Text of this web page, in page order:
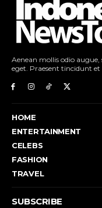
Aenean mollis odio
eget. Praesent tincidunt
HOME
ENTERTAINMENT
CELEBS
FASHION
TRAVEL
SUBSCRIBE